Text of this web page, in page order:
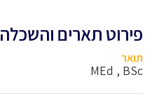
פירוט תארים והשכלה
תואר
MEd , BSc